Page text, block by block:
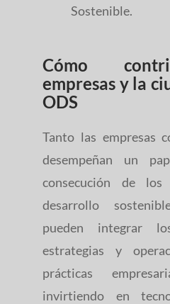
Sostenible.
Cómo
empresas y la
ODS
Tanto las empresas
desempeñan un
consecución de
desarrollo
pueden integrar
estrategias y
prácticas
invirtiendo en